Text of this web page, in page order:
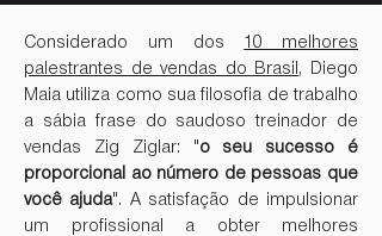
Considerado um dos 10 melhores
palestrantes de vendas do Brasil , Diego
Maia utiliza como sua filosofia de trabalho
a sábia frase do saudoso treinador de
vendas Zig Ziglar: "o seu sucesso é
proporcional ao número de pessoas que
você ajuda". A satisfação de impulsionar
um profissional a obter melhores